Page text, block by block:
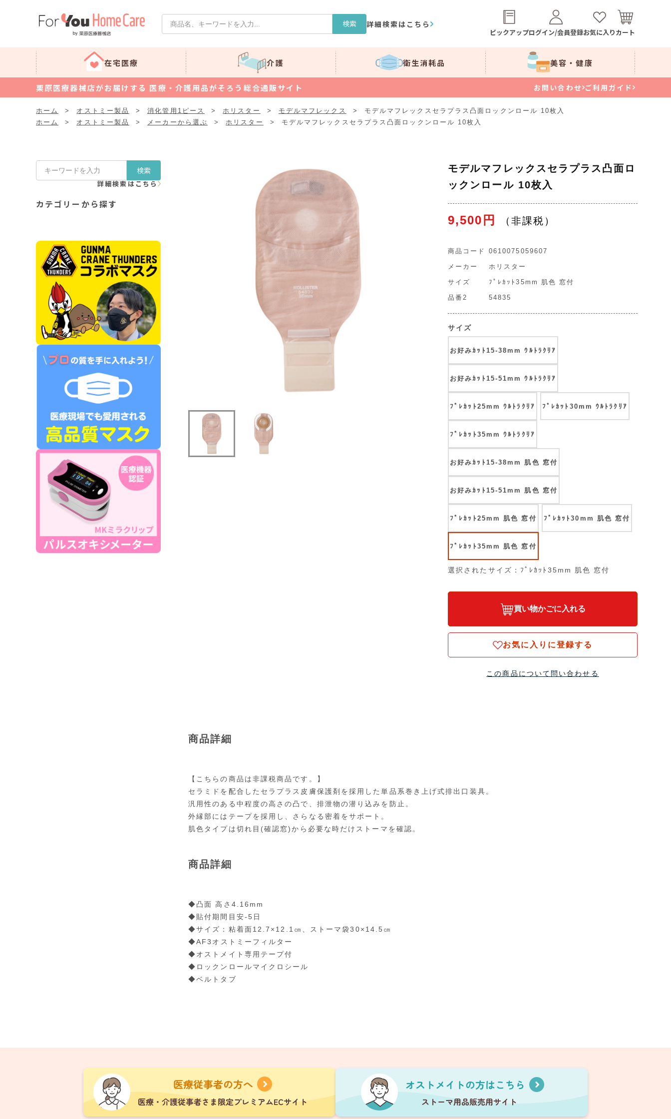
検索 詳細検索はこちら
ピックアップログイン/会員登録お気に入りカート
在宅医療 介護 衛生消耗品 美容・健康
栗原医療器械店がお届けする 医療・介護用品がそろう総合通販サイト お問い合わせ ご利用ガイド
ホーム > オストミー製品 > 消化管用1ピース > ホリスター > モデルマフレックス >
モデルマフレックスセラプラス凸面ロックンロール 10枚入
ホーム
> オストミー製品 > メーカーから選ぶ > ホリスター > モデルマフレックスセラプラス凸面ロックンロール 10枚入
検索
詳細検索はこちら
カテゴリーから探す
モデルマフレックスセラプラス凸面ロ
ックンロール 10枚入
9,500円
商品コード 0610075059607
メーカー ホリスター
サイズ ﾌﾟﾚｶｯﾄ35mm 肌色 窓付
品番2 54835
サイズ
お好みｶｯﾄ15-38mm ｳﾙﾄﾗｸﾘｱ
お好みｶｯﾄ15-51mm ｳﾙﾄﾗｸﾘｱ
ﾌﾟﾚｶｯﾄ25mm ｳﾙﾄﾗｸﾘｱ ﾌﾟﾚｶｯﾄ30mm ｳﾙﾄﾗｸﾘｱ
ﾌﾟﾚｶｯﾄ35mm ｳﾙﾄﾗｸﾘｱ
お好みｶｯﾄ15-38mm 肌色 窓付
お好みｶｯﾄ15-51mm 肌色 窓付
ﾌﾟﾚｶｯﾄ25mm 肌色 窓付 ﾌﾟﾚｶｯﾄ30mm 肌色 窓付
ﾌﾟﾚｶｯﾄ35mm 肌色 窓付
選択されたサイズ：ﾌﾟﾚｶｯﾄ35mm 肌色 窓付
買い物かごに入れる
お気に入りに登録する
この商品について問い合わせる
商品詳細
【こちらの商品は非課税商品です。】
セラミドを配合したセラプラス皮膚保護剤を採用した単品系巻き上げ式排出口装具。
汎用性のある中程度の高さの凸で、排泄物の潜り込みを防止。
外縁部にはテープを採用し、さらなる密着をサポート。
肌色タイプは切れ目(確認窓)から必要な時だけストーマを確認。
商品詳細
◆凸面 高さ4.16mm
◆貼付期間目安-5日
◆サイズ：粘着面12.7×12.1㎝、ストーマ袋30×14.5㎝
◆AF3オストミーフィルター
◆オストメイト専用テープ付
◆ロックンロールマイクロシール
◆ベルトタブ